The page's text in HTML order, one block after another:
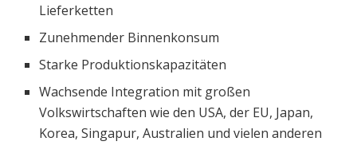
Lieferketten
Zunehmender Binnenkonsum
Starke Produktionskapazitäten
Wachsende Integration mit großen
Volkswirtschaften wie den USA, der EU, Japan,
Korea, Singapur, Australien und vielen anderen